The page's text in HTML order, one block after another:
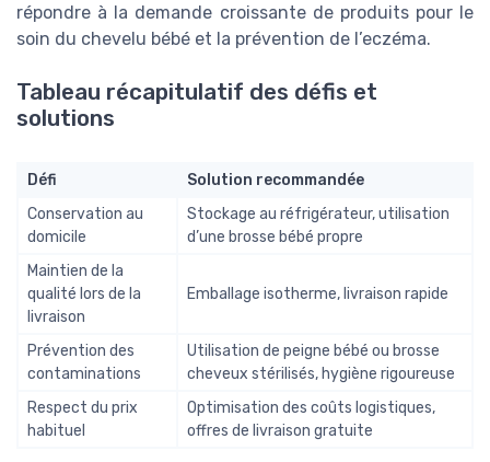
répondre à la demande croissante de produits pour le
soin du chevelu bébé et la prévention de l’eczéma.
Tableau récapitulatif des défis et
solutions
Défi
Solution recommandée
Conservation au
domicile
Stockage au réfrigérateur, utilisation
d’une brosse bébé propre
Maintien de la
qualité lors de la
livraison
Emballage isotherme, livraison rapide
Prévention des
contaminations
Utilisation de peigne bébé ou brosse
cheveux stérilisés, hygiène rigoureuse
Respect du prix
habituel
Optimisation des coûts logistiques,
offres de livraison gratuite